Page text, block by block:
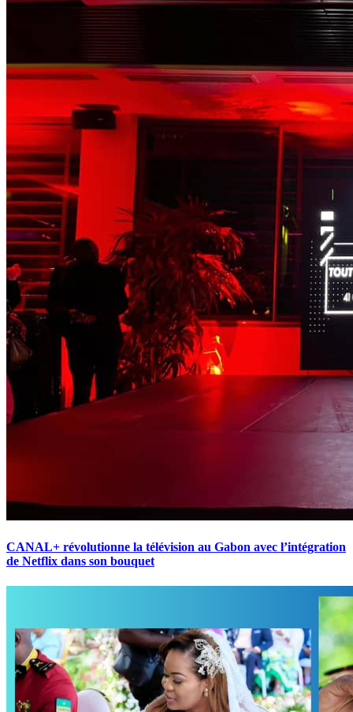
CANAL+ révolutionne la télévision au Gabon avec l’intégration
de Netflix dans son bouquet